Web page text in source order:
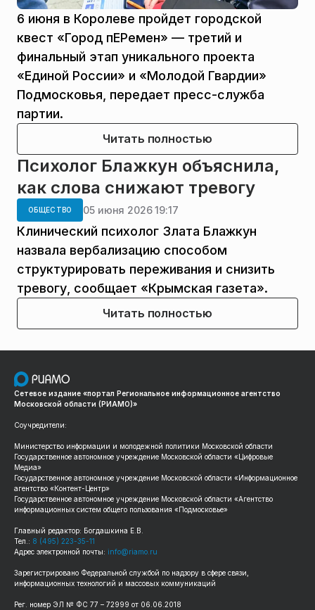
6 июня в Королеве пройдет городской
квест «Город пЕРемен» — третий и
финальный этап уникального проекта
«Единой России» и «Молодой Гвардии»
Подмосковья, передает пресс-служба
партии.
Читать полностью
Психолог Блажкун объяснила,
как слова снижают тревогу
ОБЩЕСТВО 05 июня 2026 19:17
Клинический психолог Злата Блажкун
назвала вербализацию способом
структурировать переживания и снизить
тревогу, сообщает «Крымская газета».
Читать полностью
Сетевое издание «портал Региональное информационное агентство
Московской области (РИАМО)»
Соучредители:
Министерство информации и молодежной политики Московской области
Государственное автономное учреждение Московской области «Цифровые
Медиа»
Государственное автономное учреждение Московской области «Информационное
агентство «Контент-Центр»
Государственное автономное учреждение Московской области «Агентство
информационных систем общего пользования «Подмосковье»
Главный редактор: Богдашкина Е.В.
Тел.: 8 (495) 223-35-11
Адрес электронной почты: info@riamo.ru
Зарегистрировано Федеральной службой по надзору в сфере связи,
информационных технологий и массовых коммуникаций
Рег. номер ЭЛ № ФС 77 – 72999 от 06.06.2018